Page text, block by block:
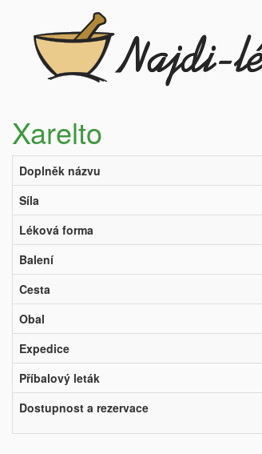
Xarelto
Doplněk názvu
Síla
Léková forma
Balení
Cesta
Obal
Expedice
Příbalový leták
Dostupnost a rezervace